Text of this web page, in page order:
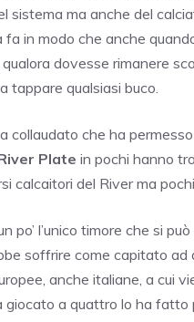
sistema ma anche del
fa in modo che anche
dovesse rimanere
tappare qualsiasi buco.
collaudato che ha
Plate in pochi hanno
calcaitori del River ma
po’ l’unico timore che si
soffrire come capitato ad
anche italiane, a cui
giocato a quattro lo ha fatto